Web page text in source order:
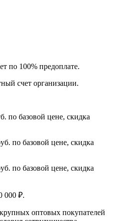
по 100% предоплате.
счет организации.
по базовой цене, скидка
по базовой цене, скидка
по базовой цене, скидка
000 ₽.
оптовых покупателей